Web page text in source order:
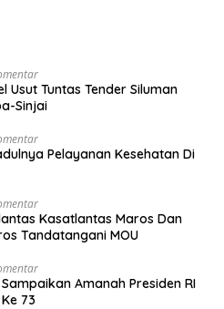
Usut Tuntas Tender Siluman
Sinjai
Pelayanan Kesehatan Di
Kasatlantas Maros Dan
Tandatangani MOU
Amanah Presiden RI
73